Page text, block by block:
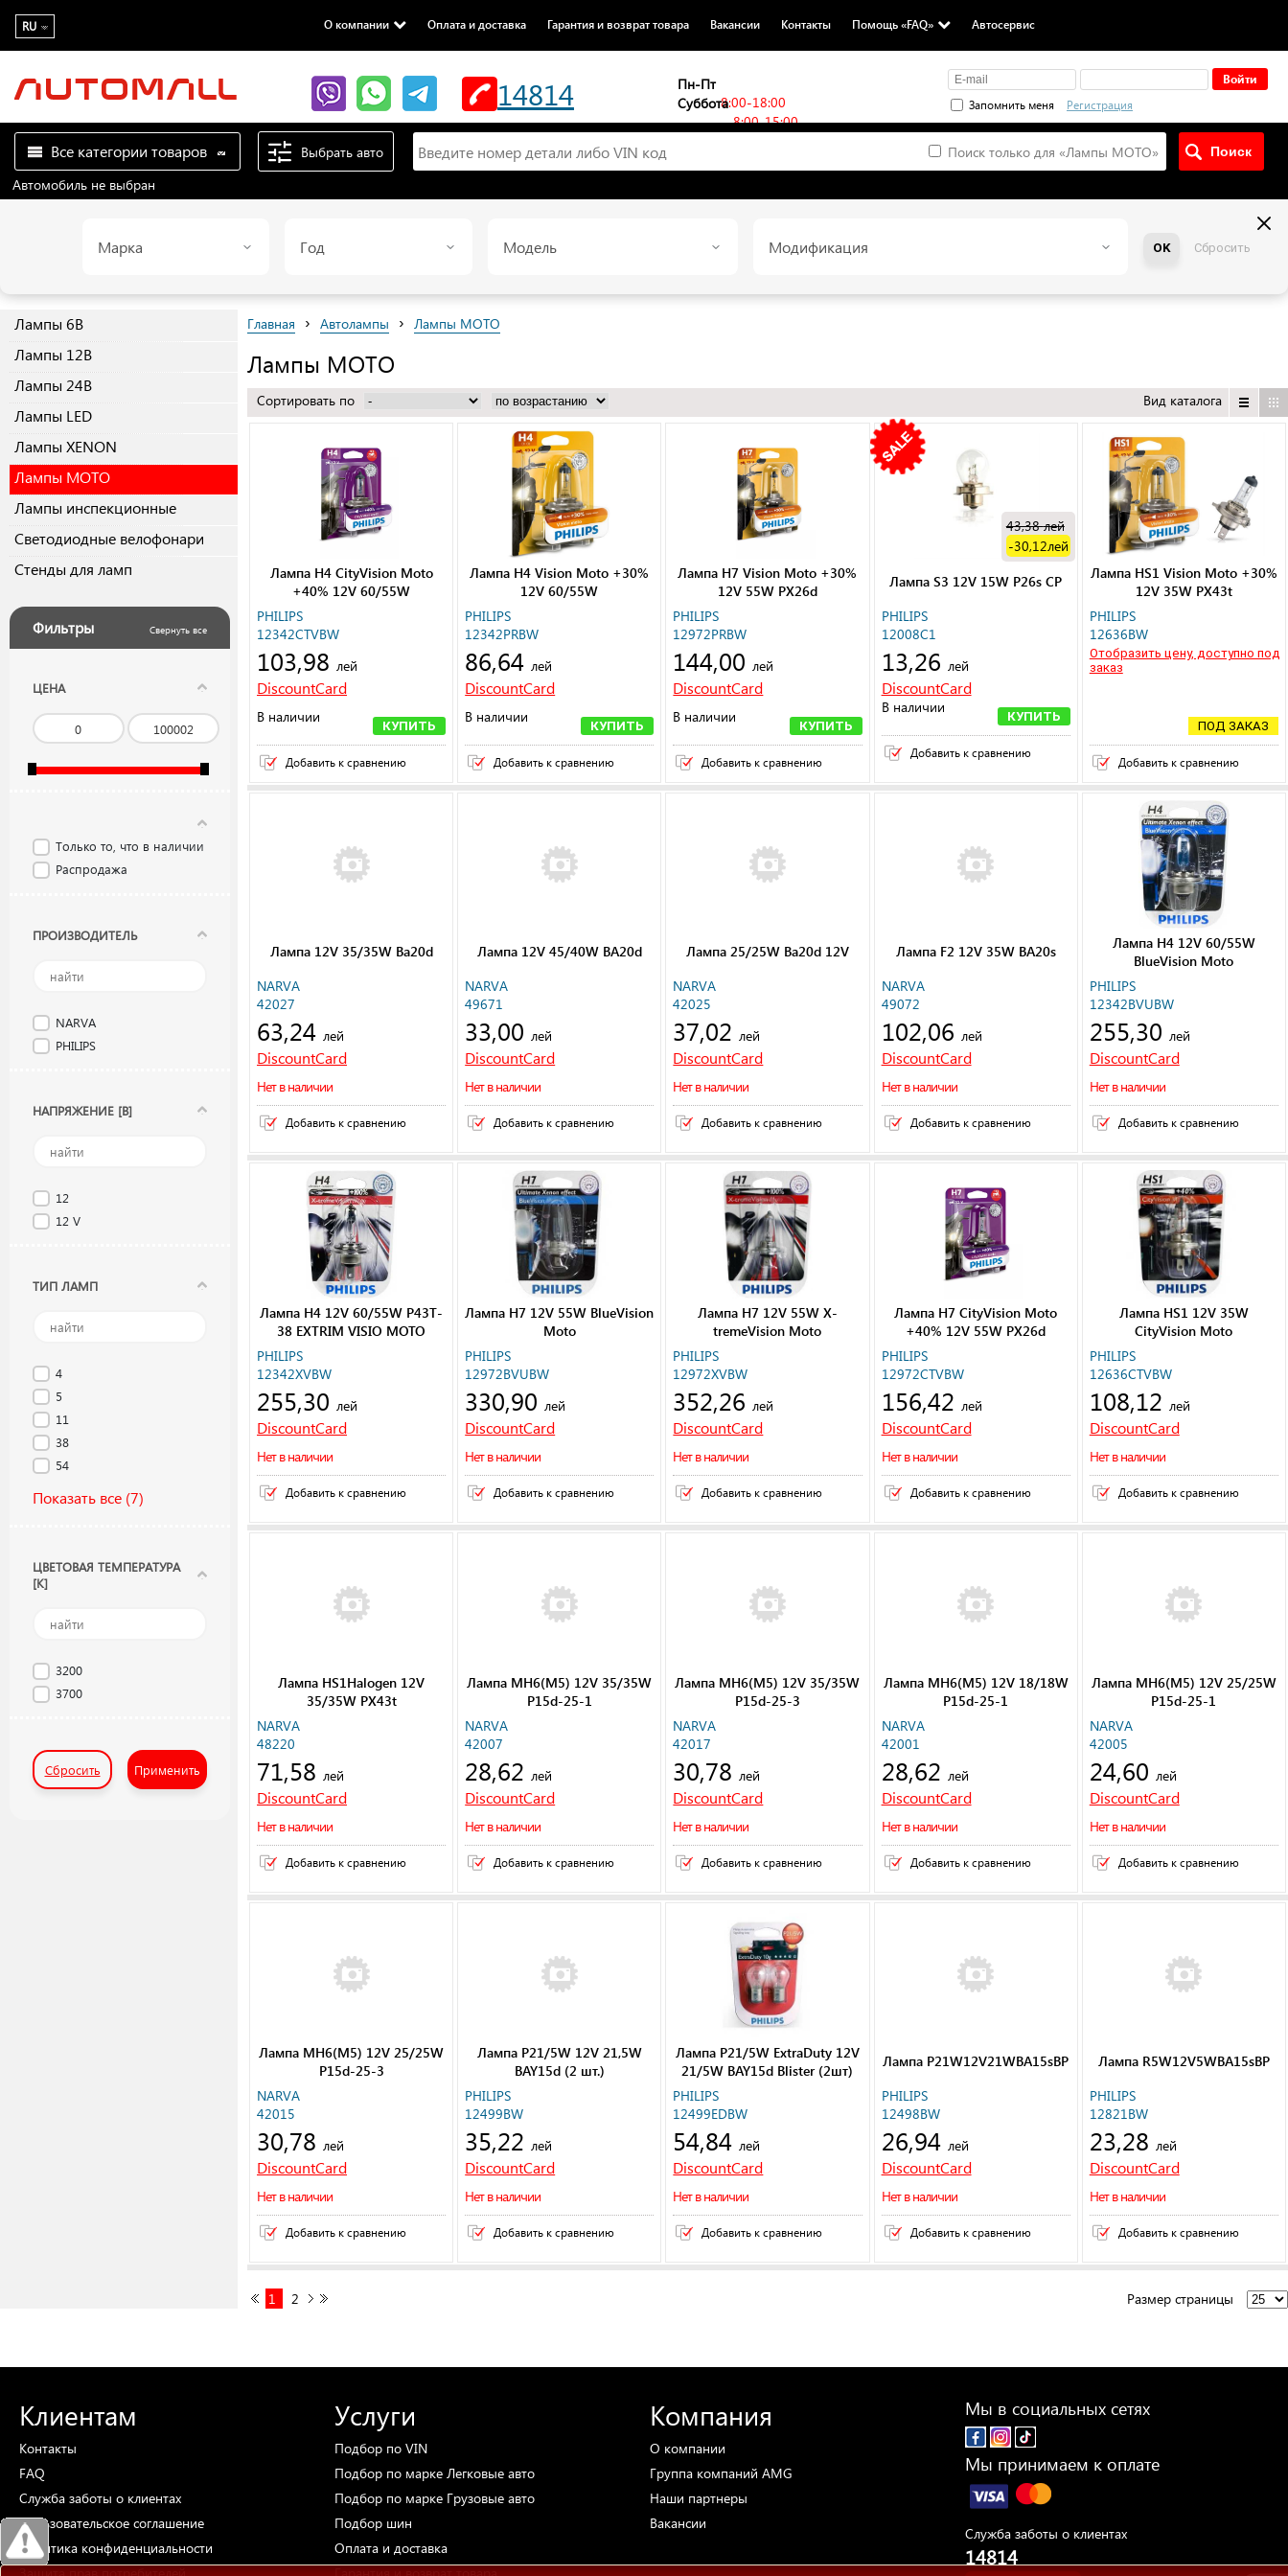
RU О компании Оплата и доставка Гарантия и возврат товара Вакансии Контакты Помощь «FAQ» Автосервис
14814
Пн-Пт
8:00-18:00
Суббота
8:00-15:00
Запомнить меня Регистрация
Все категории товаров
Выбрать авто
Автомобиль не выбран
Поиск только для «Лампы MOTO»
Марка Год Модель Модификация OK Сбросить
Лампы 6B
Лампы 12B
Лампы 24B
Лампы LED
Лампы XENON
Лампы MOTO
Лампы инспекционные
Светодиодные велофонари
Стенды для ламп
Фильтры Свернуть все
ЦЕНА
Только то, что в наличии
Распродажа
ПРОИЗВОДИТЕЛЬ
NARVA
PHILIPS
НАПРЯЖЕНИЕ [В]
12
12 V
ТИП ЛАМП
4
5
11
38
54
Показать все (7)
ЦВЕТОВАЯ ТЕМПЕРАТУРА
[K]
3200
3700
Сбросить Применить
Главная › Автолампы › Лампы MOTO
Лампы MOTO
Сортировать по Вид каталога
Лампа H4 CityVision Moto
+40% 12V 60/55W
PHILIPS
12342CTVBW
103,98 лей
DiscountCard
В наличии
КУПИТЬ
Добавить к сравнению
Лампа H4 Vision Moto +30%
12V 60/55W
PHILIPS
12342PRBW
86,64 лей
DiscountCard
В наличии
КУПИТЬ
Добавить к сравнению
Лампа H7 Vision Moto +30%
12V 55W PX26d
PHILIPS
12972PRBW
144,00 лей
DiscountCard
В наличии
КУПИТЬ
Добавить к сравнению
Лампа S3 12V 15W P26s CP
PHILIPS
12008C1
13,26 лей
DiscountCard
43,38лей
-30,12лей
В наличии
КУПИТЬ
Добавить к сравнению
Лампа HS1 Vision Moto +30%
12V 35W PX43t
PHILIPS
12636BW
Отобразить цену, доступно под
заказ
ПОД ЗАКАЗ
Добавить к сравнению
Лампа 12V 35/35W Ba20d
NARVA
42027
63,24 лей
DiscountCard
Нет в наличии
Добавить к сравнению
Лампа 12V 45/40W BA20d
NARVA
49671
33,00 лей
DiscountCard
Нет в наличии
Добавить к сравнению
Лампа 25/25W Ba20d 12V
NARVA
42025
37,02 лей
DiscountCard
Нет в наличии
Добавить к сравнению
Лампа F2 12V 35W BA20s
NARVA
49072
102,06 лей
DiscountCard
Нет в наличии
Добавить к сравнению
Лампа H4 12V 60/55W
BlueVision Moto
PHILIPS
12342BVUBW
255,30 лей
DiscountCard
Нет в наличии
Добавить к сравнению
Лампа H4 12V 60/55W P43T-
38 EXTRIM VISIO MOTO
PHILIPS
12342XVBW
255,30 лей
DiscountCard
Нет в наличии
Добавить к сравнению
Лампа H7 12V 55W BlueVision
Moto
PHILIPS
12972BVUBW
330,90 лей
DiscountCard
Нет в наличии
Добавить к сравнению
Лампа H7 12V 55W X-
tremeVision Moto
PHILIPS
12972XVBW
352,26 лей
DiscountCard
Нет в наличии
Добавить к сравнению
Лампа H7 CityVision Moto
+40% 12V 55W PX26d
PHILIPS
12972CTVBW
156,42 лей
DiscountCard
Нет в наличии
Добавить к сравнению
Лампа HS1 12V 35W
CityVision Moto
PHILIPS
12636CTVBW
108,12 лей
DiscountCard
Нет в наличии
Добавить к сравнению
Лампа HS1Halogen 12V
35/35W PX43t
NARVA
48220
71,58 лей
DiscountCard
Нет в наличии
Добавить к сравнению
Лампа MH6(M5) 12V 35/35W
P15d-25-1
NARVA
42007
28,62 лей
DiscountCard
Нет в наличии
Добавить к сравнению
Лампа MH6(M5) 12V 35/35W
P15d-25-3
NARVA
42017
30,78 лей
DiscountCard
Нет в наличии
Добавить к сравнению
Лампа MH6(M5) 12V 18/18W
P15d-25-1
NARVA
42001
28,62 лей
DiscountCard
Нет в наличии
Добавить к сравнению
Лампа MH6(M5) 12V 25/25W
P15d-25-1
NARVA
42005
24,60 лей
DiscountCard
Нет в наличии
Добавить к сравнению
Лампа MH6(M5) 12V 25/25W
P15d-25-3
NARVA
42015
30,78 лей
DiscountCard
Нет в наличии
Добавить к сравнению
Лампа P21/5W 12V 21,5W
BAY15d (2 шт.)
PHILIPS
12499BW
35,22 лей
DiscountCard
Нет в наличии
Добавить к сравнению
Лампа P21/5W ExtraDuty 12V
21/5W BAY15d Blister (2шт)
PHILIPS
12499EDBW
54,84 лей
DiscountCard
Нет в наличии
Добавить к сравнению
Лампа P21W12V21WBA15sBP
PHILIPS
12498BW
26,94 лей
DiscountCard
Нет в наличии
Добавить к сравнению
Лампа R5W12V5WBA15sBP
PHILIPS
12821BW
23,28 лей
DiscountCard
Нет в наличии
Добавить к сравнению
1 2 Размер страницы
Клиентам
Контакты
FAQ
Служба заботы о клиентах
Пользовательское соглашение
Политика конфиденциальности
Услуги
Подбор по VIN
Подбор по марке Легковые авто
Подбор по марке Грузовые авто
Подбор шин
Оплата и доставка
Компания
О компании
Группа компаний AMG
Наши партнеры
Вакансии
Мы в социальных сетях
Мы принимаем к оплате
Служба заботы о клиентах
14814